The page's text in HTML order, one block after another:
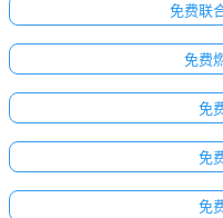
免费联
免费
免
免
免